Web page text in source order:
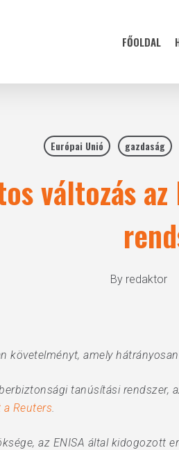
FŐOLDAL
Európai Unió gazdaság
változás
By redaktor
követelményt, amely
tanúsítási rendszer,
Reuters.
az ENISA által kidogozott